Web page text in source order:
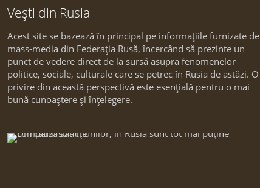
Vești din Rusia
Acest site se bazează în principal pe informațiile furnizate de
mass-media din Federația Rusă, încercând să prezinte un
punct de vedere direct de la sursă asupra fenomenelor
politice, sociale, culturale care se petrec în Rusia de astăzi. O
privire din această perspectivă este esențială pentru o mai
bună cunoaștere și înțelegere.